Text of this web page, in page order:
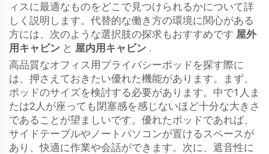
ィスに最適なものをどこで見つけられるかについて詳
しく説明します。代替的な働き方の環境に関心がある
方には、次のような選択肢の探求もおすすめです 屋外
用キャビン と 屋内用キャビン .
高品質なオフィス用プライバシーポッドを探す際に
は、押さえておきたい優れた機能があります。まず、
ポッドのサイズを検討する必要があります。中で1人ま
たは2人が座っても閉塞感を感じないほど十分な大きさ
であることが望ましいです。優れたポッドであれば、
サイドテーブルやノートパソコンが置けるスペースが
あり、快適に作業や会話ができます。次に、遮音性に